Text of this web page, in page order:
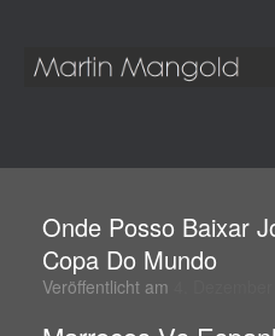
Onde Posso Baixar
Copa Do Mundo
Veröffentlicht am